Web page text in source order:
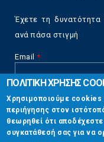
Έχετε τη
ανά πάσα στιγμή
Email *
CAPTCHA
This
question is
for testing
whether or
Επικοινωνία
ΠΟΛΙΤΙΚΗ ΧΡΗΣΗΣ
Χρησιμοποιούμε cookies
περιήγησης στον
θεωρηθεί ότι
συγκατάθεσή σας για να